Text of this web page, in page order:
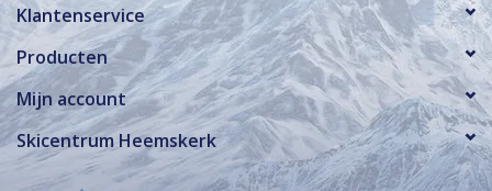
Klantenservice
Producten
Mijn account
Skicentrum Heemskerk